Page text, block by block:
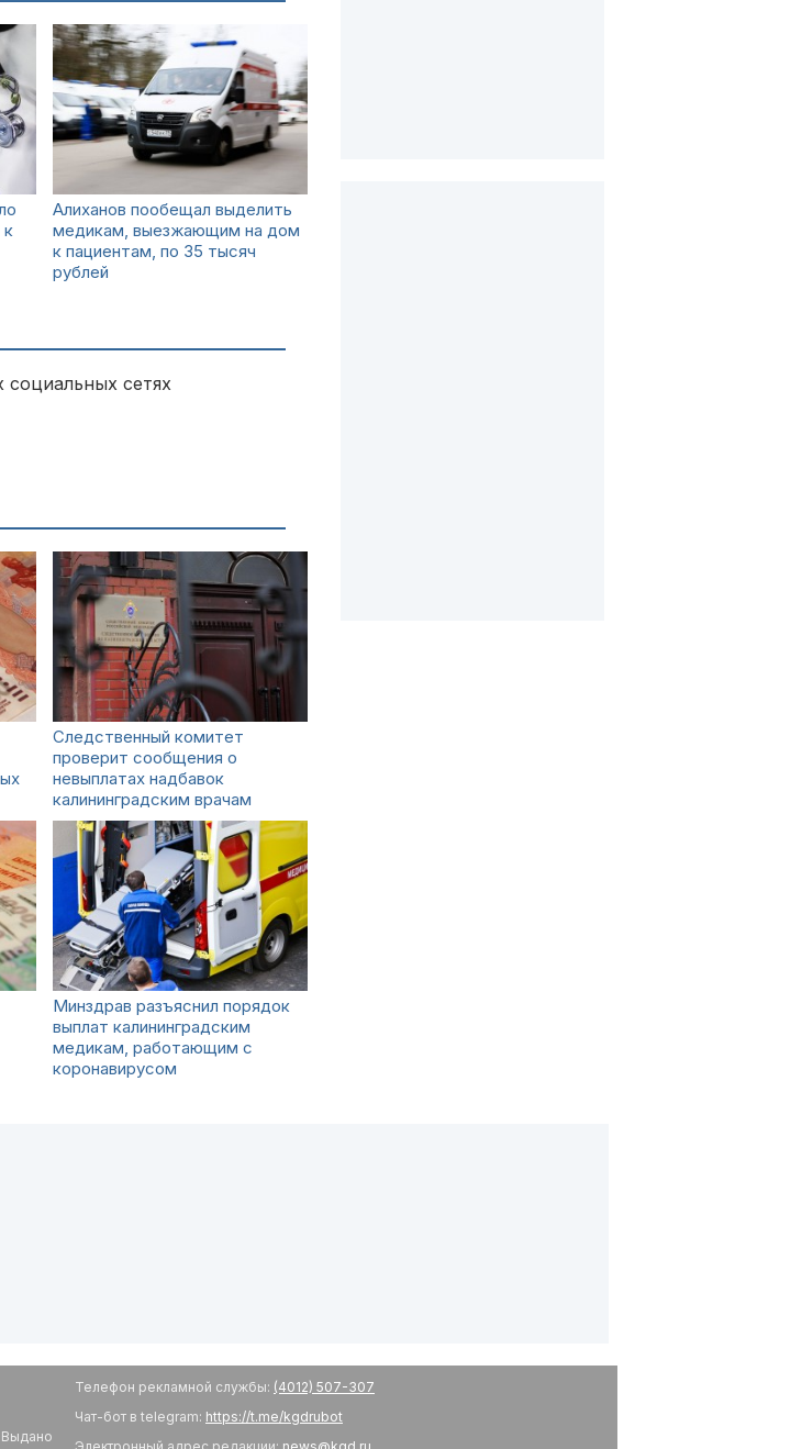
к
Алиханов пообещал выделить
медикам, выезжающим на дом
к пациентам, по 35 тысяч
рублей
сетях
Следственный комитет
проверит сообщения о
невыплатах надбавок
калининградским врачам
Минздрав разъяснил порядок
выплат калининградским
медикам, работающим с
коронавирусом
Телефон рекламной службы: (4012) 507-307
Чат-бот в telegram: https://t.me/kgdrubot